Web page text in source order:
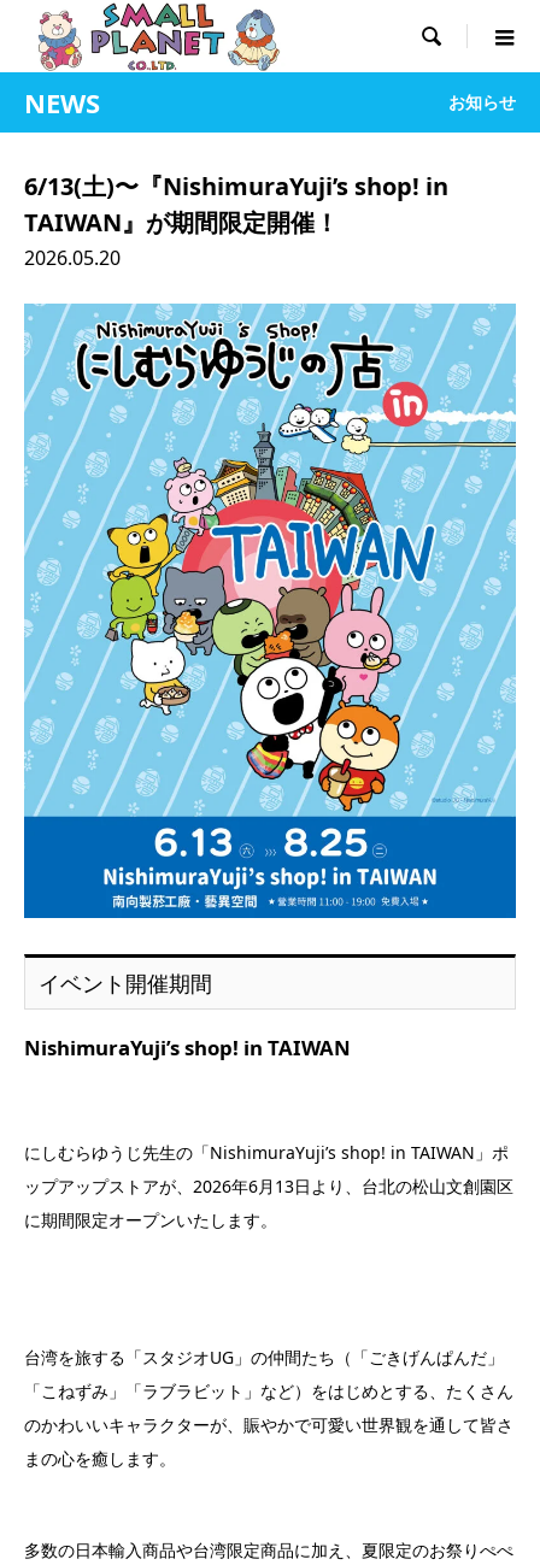

NEWS お知らせ
6/13(土)〜『NishimuraYuji’s shop! in
TAIWAN』が期間限定開催！
2026.05.20
イベント開催期間
NishimuraYuji’s shop! in TAIWAN
にしむらゆうじ先生の「NishimuraYuji’s shop! in TAIWAN」ポ
ップアップストアが、2026年6月13日より、台北の松山文創園区
に期間限定オープンいたします。
台湾を旅する「スタジオUG」の仲間たち（「ごきげんぱんだ」
「こねずみ」「ラブラビット」など）をはじめとする、たくさん
のかわいいキャラクターが、賑やかで可愛い世界観を通して皆さ
まの心を癒します。
多数の日本輸入商品や台湾限定商品に加え、夏限定のお祭りぺぺ